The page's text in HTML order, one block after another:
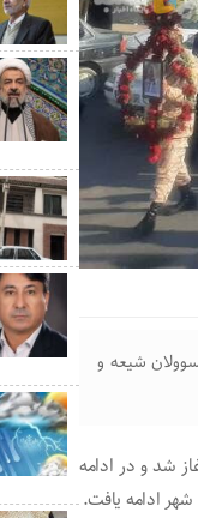
و مسوولان شیعه و
شد و در ادامه
ادامه یافت.